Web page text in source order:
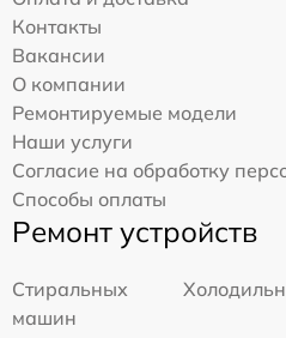
Контакты
Вакансии
О компании
Ремонтируемые модели
Наши услуги
Согласие на обработку
Способы оплаты
Ремонт устройств
Стиральных
машин